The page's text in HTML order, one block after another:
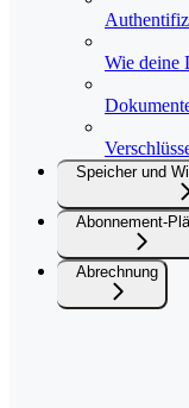
Wie deine
Speicher und
Abonnement-
Abrechnung